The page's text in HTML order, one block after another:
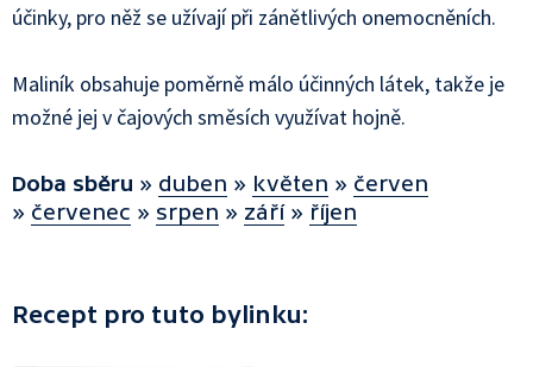
účinky, pro něž se užívají při zánětlivých onemocněních.
Maliník obsahuje poměrně málo účinných látek, takže je
možné jej v čajových směsích využívat hojně.
Doba sběru » duben » květen » červen
» červenec » srpen » září» říjen
Recept pro tuto bylinku: